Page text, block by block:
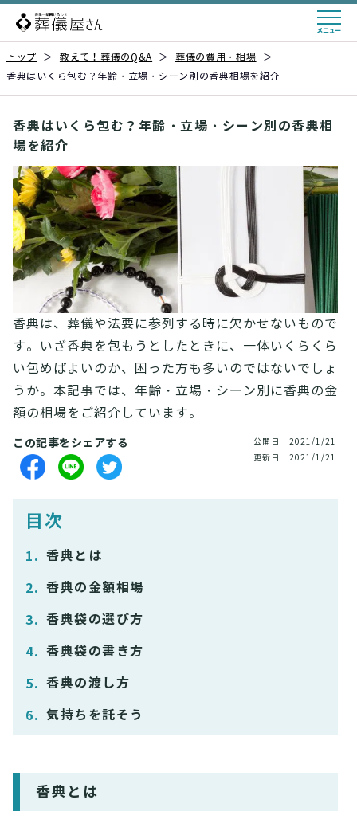
トップ ＞ 教えて！葬儀のQ&A ＞ 葬儀の費用・相場
＞
香典はいくら包む？年齢・立場・シーン別の香典相場を紹介
香典はいくら包む？年齢・立場・シーン別の香典相
場を紹介
香典は、葬儀や法要に参列する時に欠かせないもので
す。いざ香典を包もうとしたときに、一体いくらくら
い包めばよいのか、困った方も多いのではないでしょ
うか。本記事では、年齢・立場・シーン別に香典の金
額の相場をご紹介しています。
この記事をシェアする
公開日 : 2021/1/21
更新日 : 2021/1/21
目次
香典とは
香典の金額相場
香典袋の選び方
香典袋の書き方
香典の渡し方
気持ちを託そう
香典とは